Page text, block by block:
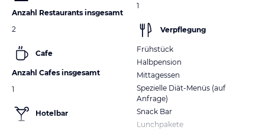
Anzahl Restaurants insgesamt
2
Cafe
Anzahl Cafes insgesamt
1
Hotelbar
1
Verpflegung
Frühstück
Halbpension
Mittagessen
Spezielle Diät-Menüs (auf
Anfrage)
Snack Bar
Lunchpakete